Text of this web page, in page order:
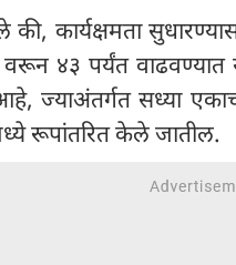
की, कार्यक्षमता
४३ पर्यंत वाढवण्यात
ज्याअंतर्गत सध्या
रूपांतरित केले जातील.